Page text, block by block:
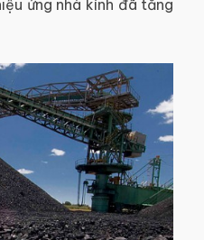
ứng nhà kính đã tăng